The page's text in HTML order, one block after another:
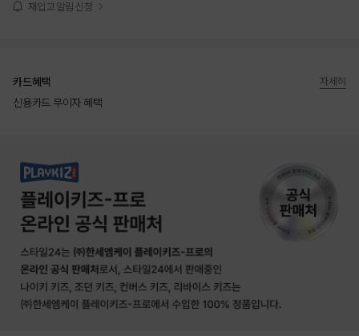
재입고 알림 신청
카드혜택
신용카드 무이자 혜택
자세히